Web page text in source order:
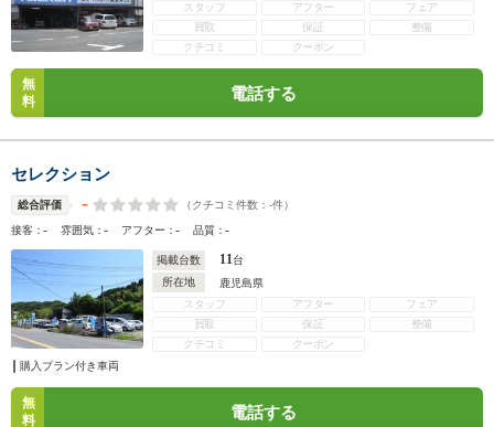
スタッフ
アフター
フェア
買取
保証
整備
クチコミ
クーポン
無
料
電話する
セレクション
総合評価 - （クチコミ件数： -件）
接客：- 雰囲気：- アフター：- 品質：-
掲載台数 11台
所在地
鹿児島県
スタッフ
アフター
フェア
買取
保証
整備
クチコミ
クーポン
購入プラン付き車両
無
料
電話する